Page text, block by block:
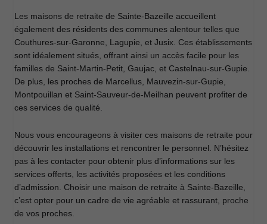
Les maisons de retraite de Sainte-Bazeille accueillent
également des résidents des communes alentour telles que
Couthures-sur-Garonne, Lagupie, et Jusix. Ces établissements
sont idéalement situés, offrant ainsi un accès facile pour les
familles de Saint-Martin-Petit, Gaujac, et Castelnau-sur-Gupie.
De plus, les proches de Marcellus, Mauvezin-sur-Gupie,
Montpouillan et Saint-Sauveur-de-Meilhan peuvent profiter de
ces services de qualité.
Nous vous encourageons à visiter ces maisons de retraite pour
découvrir les installations et rencontrer le personnel. N’hésitez
pas à les contacter pour obtenir plus d’informations sur les
services offerts, les activités proposées et les conditions
d’admission. Choisir une maison de retraite à Sainte-Bazeille,
c’est opter pour un cadre de vie agréable et rassurant, proche
de vos proches.